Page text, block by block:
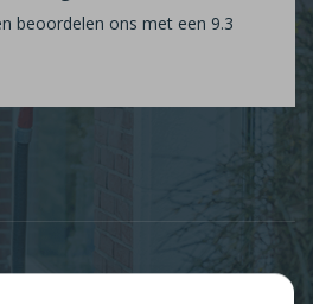
beoordelen ons met een 9.3